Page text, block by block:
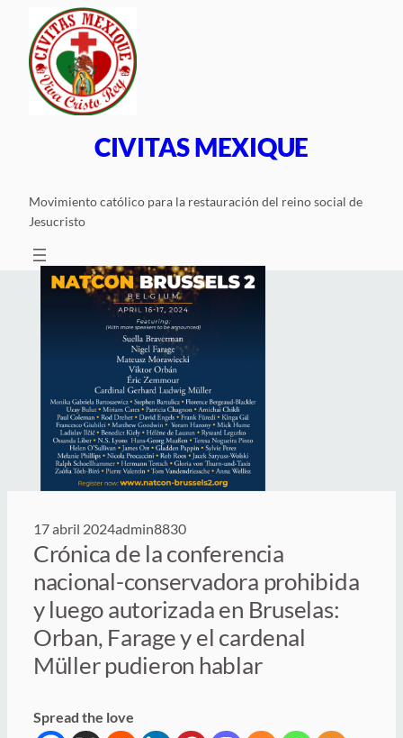
contenido
CIVITAS MEXIQUE
Movimiento católico para la restauración del reino social de
Jesucristo
17 abril 2024admin8830
Crónica de la conferencia
nacional-conservadora prohibida
y luego autorizada en Bruselas:
Orban, Farage y el cardenal
Müller pudieron hablar
Spread the love